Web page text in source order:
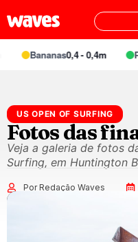
Bananas0,4 - 0,4m
US OPEN OF SURFING
Fotos das
Veja a galeria de fotos
Surfing, em Huntington
Por Redação Waves